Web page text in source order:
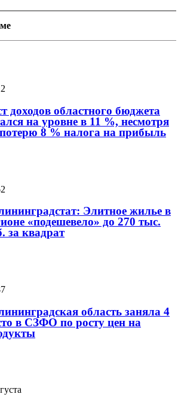
доходов областного бюджета
на уровне в 11 %, несмотря
8 % налога на прибыль
Элитное жилье в
«подешевело» до 270 тыс.
за квадрат
область заняла 4
в СЗФО по росту цен на